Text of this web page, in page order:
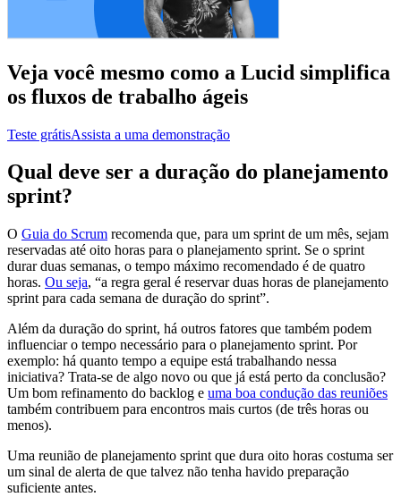
Veja você mesmo como a Lucid simplifica
os fluxos de trabalho ágeis
Teste grátisAssista a uma demonstração
Qual deve ser a duração do planejamento
sprint?
O Guia do Scrum recomenda que, para um sprint de um mês, sejam
reservadas até oito horas para o planejamento sprint. Se o sprint
durar duas semanas, o tempo máximo recomendado é de quatro
horas. Ou seja, “a regra geral é reservar duas horas de planejamento
sprint para cada semana de duração do sprint”.
Além da duração do sprint, há outros fatores que também podem
influenciar o tempo necessário para o planejamento sprint. Por
exemplo: há quanto tempo a equipe está trabalhando nessa
iniciativa? Trata-se de algo novo ou que já está perto da conclusão?
Um bom refinamento do backlog e uma boa condução das reuniões
também contribuem para encontros mais curtos (de três horas ou
menos).
Uma reunião de planejamento sprint que dura oito horas costuma ser
um sinal de alerta de que talvez não tenha havido preparação
suficiente antes.